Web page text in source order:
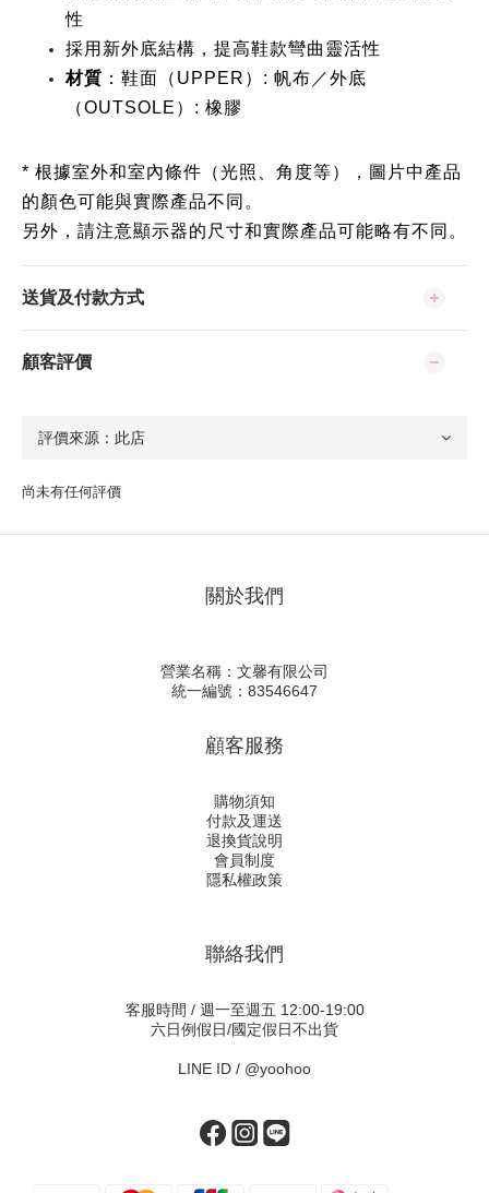
性
採用新外底結構，提高鞋款彎曲靈活性
材質 ：鞋面（UPPER）: 帆布／外底
（OUTSOLE）: 橡膠
* 根據室外和室內條件（光照、角度等），圖片中產品
的顏色可能與實際產品不同。
另外，請注意顯示器的尺寸和實際產品可能略有不同。
送貨及付款方式
顧客評價
尚未有任何評價
關於我們
營業名稱：文馨有限公司
統一編號：83546647
顧客服務
購物須知
付款及運送
退換貨說明
會員制度
隱私權政策
聯絡我們
客服時間 / 週一至週五 12:00-19:00
六日例假日/國定假日不出貨
LINE ID / @yoohoo